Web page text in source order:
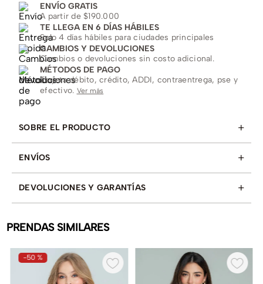
ENVÍO GRATIS
A partir de $190.000
TE LLEGA EN 6 DÍAS HÁBILES
Solo 4 días hábiles para ciudades principales
CAMBIOS Y DEVOLUCIONES
Cambios o devoluciones sin costo adicional.
MÉTODOS DE PAGO
Tarjeta débito, crédito, ADDI, contraentrega, pse y
efectivo. Ver más
SOBRE EL PRODUCTO +
ENVÍOS +
DEVOLUCIONES Y GARANTÍAS +
PRENDAS SIMILARES
-50 %